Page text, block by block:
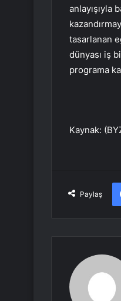
anlayışıyla
tasarlanan
dünyası iş
programa
Kaynak:
Paylaş